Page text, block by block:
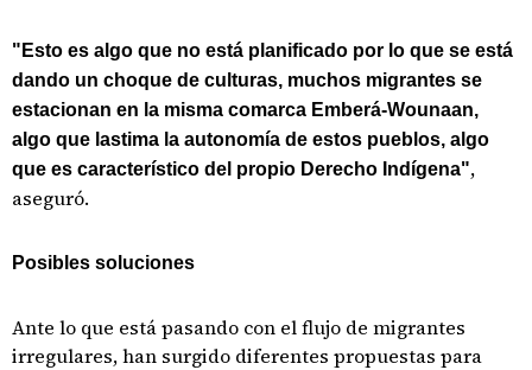
"Esto es algo que no está planificado por lo que se está
dando un choque de culturas, muchos migrantes se
estacionan en la misma comarca Emberá-Wounaan,
algo que lastima la autonomía de estos pueblos, algo
que es característico del propio Derecho Indígena",
aseguró.
Posibles soluciones
Ante lo que está pasando con el flujo de migrantes
irregulares, han surgido diferentes propuestas para